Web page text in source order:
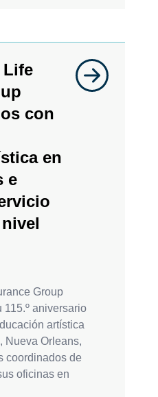
Life
con
en
e
Group
115.º aniversario
artística
Nueva Orleans,
coordinados de
oficinas en